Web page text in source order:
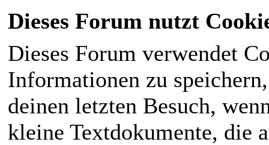
Dieses Forum nutzt
Dieses Forum verwendet
Informationen zu
deinen letzten Besuch,
kleine Textdokumente, die